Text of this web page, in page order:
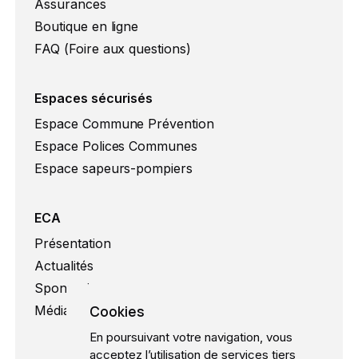
Assurances
Boutique en ligne
FAQ (Foire aux questions)
Espaces sécurisés
Espace Commune Prévention
Espace Polices Communes
Espace sapeurs-pompiers
ECA
Présentation
Actualités
Sponsoring
Médias
Cookies
En poursuivant votre navigation, vous
acceptez l’utilisation de services tiers